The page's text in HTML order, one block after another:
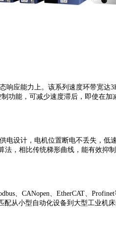
应能力上。该系列速度环带宽达
功能，可减少速度滞后，即使在
电设计，电机位置断电不丢失，
，相比传统梯形曲线，能有效
、CANopen、EtherCAT、
从小型自动化设备到大型工业机床